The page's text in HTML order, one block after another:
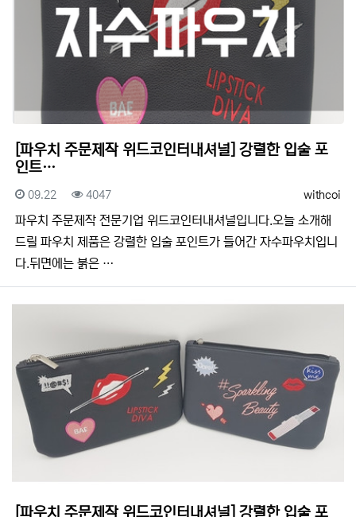
[파우치 주문제작 위드코인터내셔널] 강렬한 입술 포
인트…
등록자
withcoi
등록일
09.22 조회
4047
​​파우치 주문제작 전문기업 위드코인터내셔널입니다.​​오늘 소개해
드릴 파우치 제품은 강렬한 입술 포인트가 들어간 자수파우치입니
다.뒤면에는 붉은 …
[파우치 주문제작 위드코인터내셔널] 강렬한 입술 포